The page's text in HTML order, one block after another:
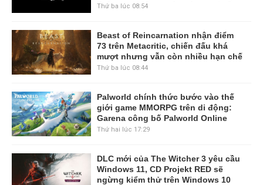
Thứ ba lúc 08:54
Beast of Reincarnation nhận điểm
73 trên Metacritic, chiến đấu khá
mượt nhưng vẫn còn nhiều hạn chế
Thứ ba lúc 08:44
Palworld chính thức bước vào thế
giới game MMORPG trên di động:
Garena công bố Palworld Online
Thứ hai lúc 17:29
DLC mới của The Witcher 3 yêu cầu
Windows 11, CD Projekt RED sẽ
ngừng kiểm thử trên Windows 10